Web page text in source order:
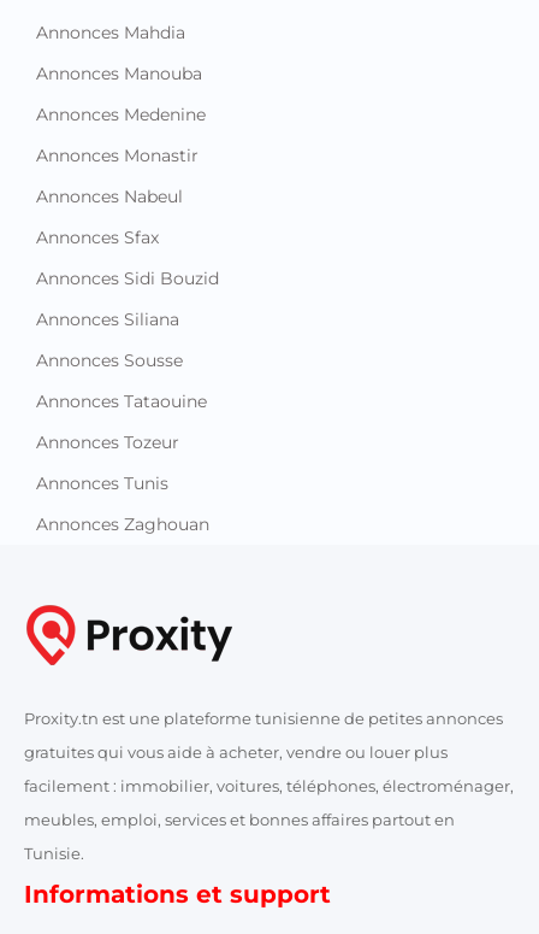
Annonces Mahdia
Annonces Manouba
Annonces Medenine
Annonces Monastir
Annonces Nabeul
Annonces Sfax
Annonces Sidi Bouzid
Annonces Siliana
Annonces Sousse
Annonces Tataouine
Annonces Tozeur
Annonces Tunis
Annonces Zaghouan
Proxity.tn est une plateforme tunisienne de petites annonces
gratuites qui vous aide à acheter, vendre ou louer plus
facilement : immobilier, voitures, téléphones, électroménager,
meubles, emploi, services et bonnes affaires partout en
Tunisie.
Informations et support